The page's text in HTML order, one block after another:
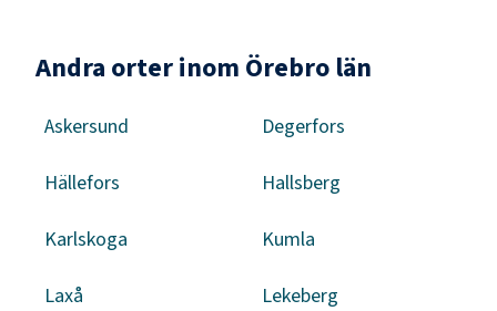
Andra orter inom Örebro län
Askersund Degerfors
Hällefors Hallsberg
Karlskoga Kumla
Laxå Lekeberg